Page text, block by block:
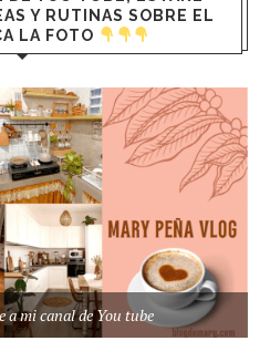
Y RUTINAS SOBRE EL
LA FOTO
a mi canal de You tube